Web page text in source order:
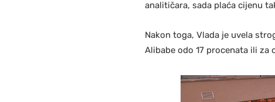
analitičara, sada plaća cijenu
Nakon toga, Vlada je uvela
Alibabe odo 17 procenata ili za